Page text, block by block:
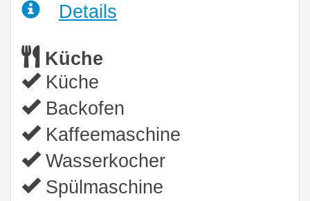
Details
Küche
Küche
Backofen
Kaffeemaschine
Wasserkocher
Spülmaschine